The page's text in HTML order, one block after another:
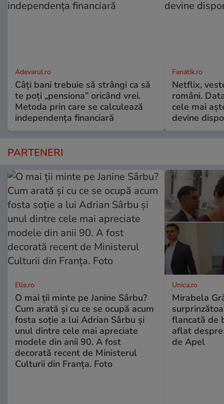
Adevarul.ro
Câți bani trebuie să strângi ca să
te poți „pensiona” oricând vrei.
Metoda prin care se calculează
independența financiară
Fanatik.ro
Netflix,
români.
cele mai
devine
PARTENERI
Elle.ro
O mai ții minte pe Janine Sârbu?
Cum arată și cu ce se ocupă acum
fosta soție a lui Adrian Sârbu și
unul dintre cele mai apreciate
modele din anii 90. A fost
decorată recent de Ministerul
Culturii din Franța. Foto
Unica.ro
Mirabela
flancată de
aflat
de Apel